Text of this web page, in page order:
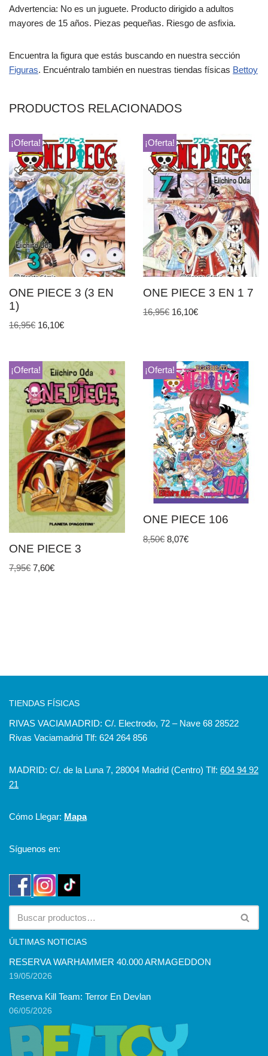
Advertencia: No es un juguete. Producto dirigido a adultos
mayores de 15 años. Piezas pequeñas. Riesgo de asfixia.
Encuentra la figura que estás buscando en nuestra sección
Figuras. Encuéntralo también en nuestras tiendas físicas Bettoy
PRODUCTOS RELACIONADOS
¡Oferta!
ONE PIECE 3 (3 EN
1)
16,95€ 16,10€
¡Oferta!
ONE PIECE 3 EN 1 7
16,95€ 16,10€
¡Oferta!
ONE PIECE 3
7,95€ 7,60€
¡Oferta!
ONE PIECE 106
8,50€ 8,07€
TIENDAS FÍSICAS
RIVAS VACIAMADRID: C/. Electrodo, 72 – Nave 68 28522
Rivas Vaciamadrid Tlf: 624 264 856
MADRID: C/. de la Luna 7, 28004 Madrid (Centro) Tlf: 604 94 92
21
Cómo Llegar: Mapa
Síguenos en:
ÚLTIMAS NOTICIAS
RESERVA WARHAMMER 40.000 ARMAGEDDON
19/05/2026
Reserva Kill Team: Terror En Devlan
06/05/2026